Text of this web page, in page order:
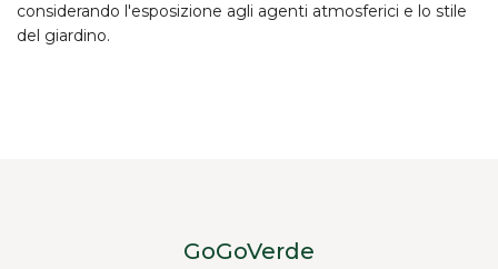
considerando l'esposizione agli agenti atmosferici e lo stile
del giardino.
GoGoVerde